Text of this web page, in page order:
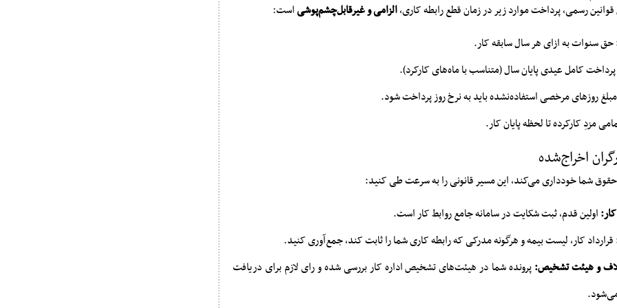
رسمی، پرداخت موارد زیر در زمان قطع رابطه کاری،الزامی و غیرقابل‌چشم‌پوشیاست:
حق سنوات به ازای هر سال سابقه کار.
پرداخت کامل عیدی پایان سال (متناسب با ماه‌های کارکرد).
روزهای مرخصی استفاده‌نشده باید به نرخ روز پرداخت شود.
مزدِ کارکرده تا لحظه پایان کار.
اخراج‌شده
حقوق شما خودداری می‌کند، این مسیر قانونی را به سرعت طی کنید:
اولین قدم، ثبت شکایت در سامانه جامع روابط کار است.
قرارداد کار، لیست بیمه و هرگونه مدرکی که رابطه کاری شما را ثابت کند، جمع‌آوری کنید.
و هیئت تشخیص: پرونده شما در هیئت‌های تشخیص اداره کار بررسی شده و رای لازم برای دریافت